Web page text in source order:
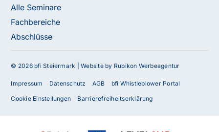
Alle Seminare
Fachbereiche
Abschlüsse
© 2026 bfi Steiermark |Website by Rubikon Werbeagentur
Impressum Datenschutz AGB bfi Whistleblower Portal
Cookie Einstellungen Barrierefreiheitserklärung